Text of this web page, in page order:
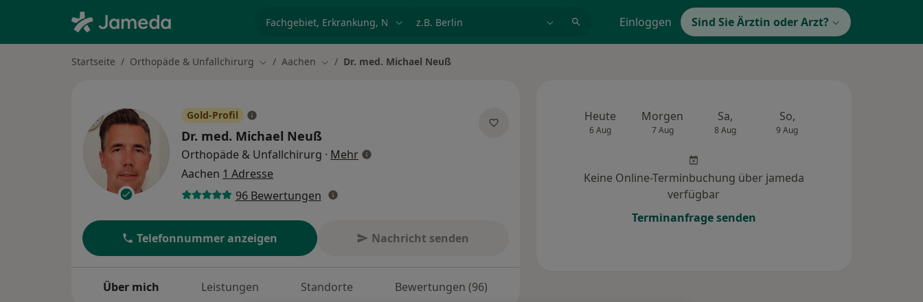
Einloggen Sind Sie Ärztin oder Arzt?
Startseite Orthopäde & Unfallchirurg Stadt ändern
Aachen Stadt ändern
Dr. med. Michael Neuß
Gold-Profil
Dr. med. Michael Neuß
Orthopäde & Unfallchirurg · Mehrüber Spezialisierungen
Aachen 1 Adresse
96 Bewertungen
Telefonnummer anzeigen Nachricht senden
Über mich Leistungen Standorte Bewertungen (96)
Heute
6 Aug
Morgen
7 Aug
Sa,
8 Aug
So,
9 Aug
Keine Online-Terminbuchung über jameda
verfügbar
Terminanfrage senden